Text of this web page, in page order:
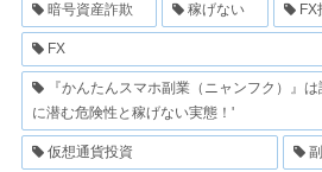
暗号資産詐欺 稼げない FX
FX
『かんたんスマホ副業（ニャンフク）』
に潜む危険性と稼げない実態！'
仮想通貨投資